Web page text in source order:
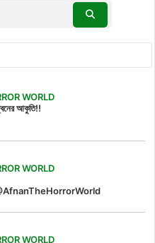
WORLD
আকুতি!!
WORLD
WORLD